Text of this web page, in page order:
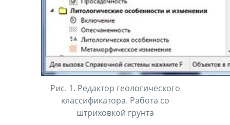
Рис. 1. Редактор геологического
классификатора. Работа со
штриховкой грунта